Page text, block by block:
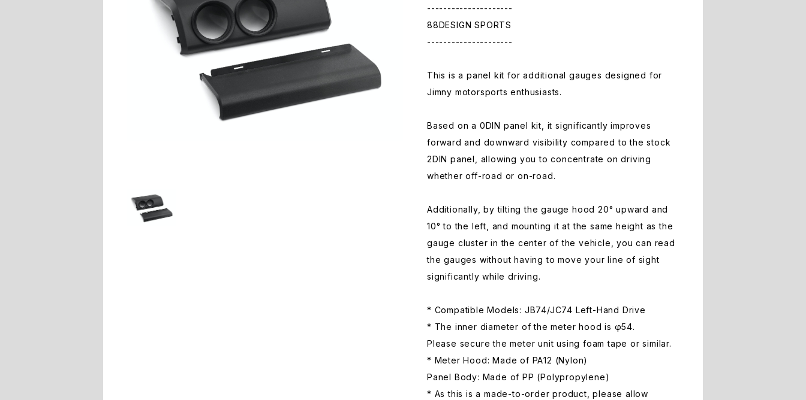
---------------------
88DESIGN SPORTS
---------------------
This is a panel kit for additional gauges designed for
Jimny motorsports enthusiasts.
Based on a 0DIN panel kit, it significantly improves
forward and downward visibility compared to the stock
2DIN panel, allowing you to concentrate on driving
whether off-road or on-road.
Additionally, by tilting the gauge hood 20° upward and
10° to the left, and mounting it at the same height as the
gauge cluster in the center of the vehicle, you can read
the gauges without having to move your line of sight
significantly while driving.
* Compatible Models: JB74/JC74 Left-Hand Drive
* The inner diameter of the meter hood is φ54.
Please secure the meter unit using foam tape or similar.
* Meter Hood: Made of PA12 (Nylon)
Panel Body: Made of PP (Polypropylene)
* As this is a made-to-order product, please allow